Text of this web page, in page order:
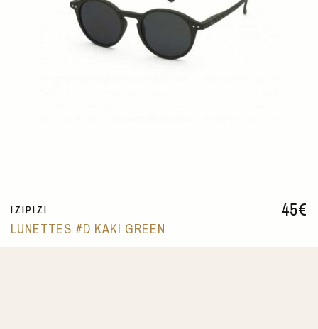
45€
IZIPIZI
LUNETTES #D KAKI GREEN